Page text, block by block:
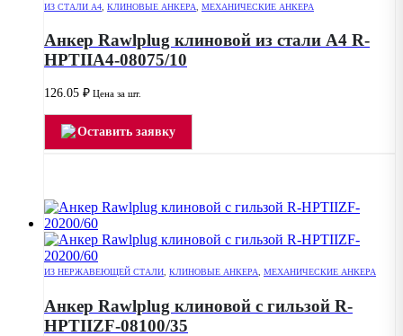
ИЗ СТАЛИ А4 КЛИНОВЫЕ АНКЕРА МЕХАНИЧЕСКИЕ АНКЕРА
Анкер Rawlplug клиновой из стали А4 R-
HPTIIA4-08075/10
126.05 ₽ Цена за шт.
Оставить заявку
ИЗ НЕРЖАВЕЮЩЕЙ СТАЛИ КЛИНОВЫЕ АНКЕРА МЕХАНИЧЕСКИЕ АНКЕРА
Анкер Rawlplug клиновой с гильзой R-
HPTIIZF-08100/35